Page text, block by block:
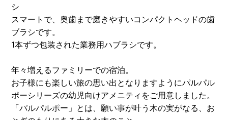
シ
スマートで、奥歯まで磨きやすいコンパクトヘッドの歯
ブラシです。
1本ずつ包装された業務用ハブラシです。
年々増えるファミリーでの宿泊。
お子様にも楽しい旅の思い出となりますようにパルパル
ポーシリーズの幼児向けアメニティをご用意しました。
「パルパルポー」とは、願い事が叶う木の実がなる、お